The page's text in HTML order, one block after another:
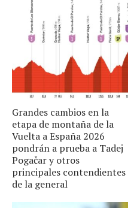
Grandes cambios en la
etapa de montaña de la
Vuelta a España 2026
pondrán a prueba a Tadej
Pogačar y otros
principales contendientes
de la general